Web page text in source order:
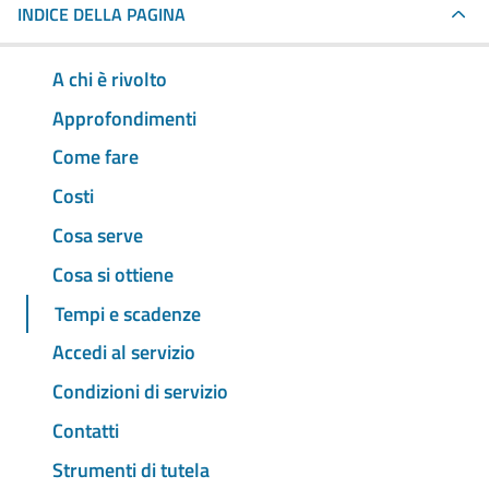
INDICE DELLA PAGINA
A chi è rivolto
Approfondimenti
Come fare
Costi
Cosa serve
Cosa si ottiene
Tempi e scadenze
Accedi al servizio
Condizioni di servizio
Contatti
Strumenti di tutela